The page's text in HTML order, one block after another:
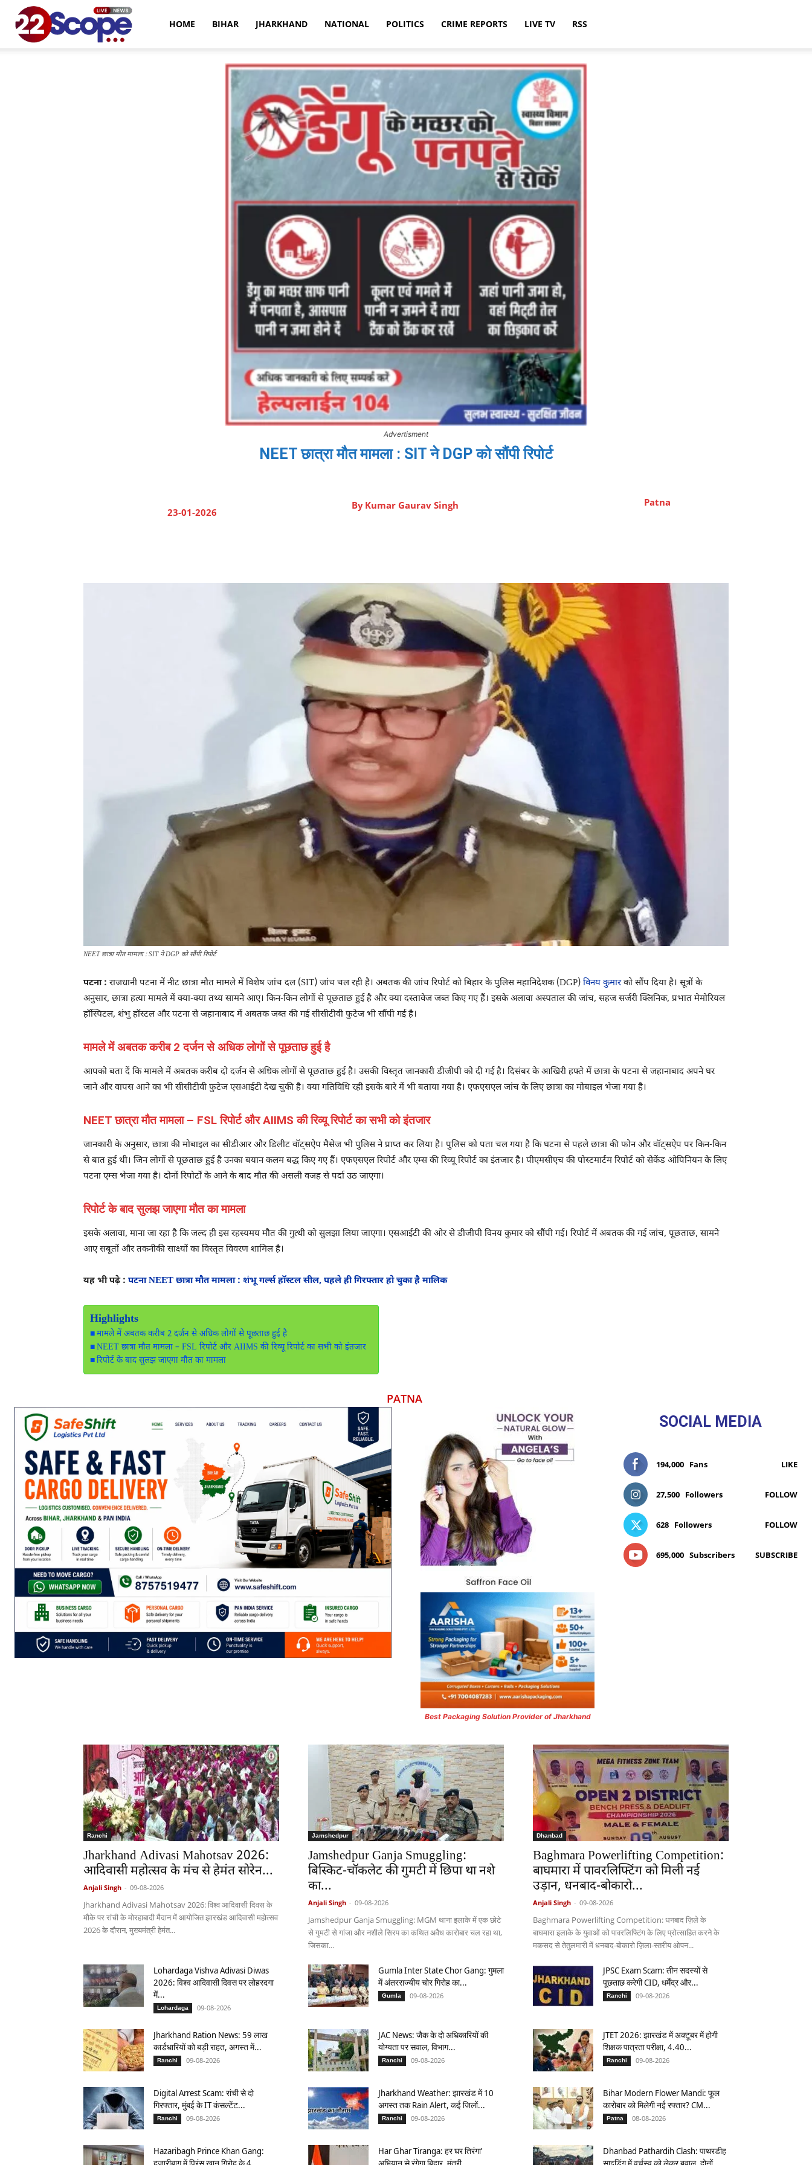
HOME BIHAR JHARKHAND NATIONAL POLITICS CRIME REPORTS LIVE TV RSS
Advertisment
NEET छात्रा मौत मामला : SIT ने DGP को सौंपी रिपोर्ट
23-01-2026
By Kumar Gaurav Singh Patna
NEET छात्रा मौत मामला : SIT ने DGP को सौंपी रिपोर्ट
पटना : राजधानी पटना में नीट छात्रा मौत मामले में विशेष जांच दल (SIT) जांच चल रही है। अबतक की जांच रिपोर्ट को बिहार के पुलिस महानिदेशक (DGP) विनय कुमारको सौंप दिया है। सूत्रों के
अनुसार, छात्रा हत्या मामले में क्या-क्या तथ्य सामने आए। किन-किन लोगों से पूछताछ हुई है और क्या दस्तावेज जब्त किए गए हैं। इसके अलावा अस्पताल की जांच, सहज सर्जरी क्लिनिक, प्रभात मेमोरियल
हॉस्पिटल, शंभु हॉस्टल और पटना से जहानाबाद में अबतक जब्त की गई सीसीटीवी फुटेज भी सौंपी गई है।
मामले में अबतक करीब 2 दर्जन से अधिक लोगों से पूछताछ हुई है
आपको बता दें कि मामले में अबतक करीब दो दर्जन से अधिक लोगों से पूछताछ हुई है। उसकी विस्तृत जानकारी डीजीपी को दी गई है। दिसंबर के आखिरी हफ्ते में छात्रा के पटना से जहानाबाद अपने घर
जाने और वापस आने का भी सीसीटीवी फुटेज एसआईटी देख चुकी है। क्या गतिविधि रही इसके बारे में भी बताया गया है। एफएसएल जांच के लिए छात्रा का मोबाइल भेजा गया है।
NEET छात्रा मौत मामला – FSL रिपोर्ट और AIIMS की रिव्यू रिपोर्ट का सभी को इंतजार
जानकारी के अनुसार, छात्रा की मोबाइल का सीडीआर और डिलीट वॉट्सऐप मैसेज भी पुलिस ने प्राप्त कर लिया है। पुलिस को पता चल गया है कि घटना से पहले छात्रा की फोन और वॉट्सऐप पर किन-किन
से बात हुई थी। जिन लोगों से पूछताछ हुई है उनका बयान कलम बद्ध किए गए हैं। एफएसएल रिपोर्ट और एम्स की रिव्यू रिपोर्ट का इंतजार है। पीएमसीएच की पोस्टमार्टम रिपोर्ट को सेकेंड ओपिनियन के लिए
पटना एम्स भेजा गया है। दोनों रिपोर्टों के आने के बाद मौत की असली वजह से पर्दा उठ जाएगा।
रिपोर्ट के बाद सुलझ जाएगा मौत का मामला
इसके अलावा, माना जा रहा है कि जल्द ही इस रहस्यमय मौत की गुत्थी को सुलझा लिया जाएगा। एसआईटी की ओर से डीजीपी विनय कुमार को सौंपी गई। रिपोर्ट में अबतक की गई जांच, पूछताछ, सामने
आए सबूतों और तकनीकी साक्ष्यों का विस्तृत विवरण शामिल है।
यह भी पढ़े : पटना NEET छात्रा मौत मामला : शंभू गर्ल्स हॉस्टल सील, पहले ही गिरफ्तार हो चुका है मालिक
Highlights
मामले में अबतक करीब 2 दर्जन से अधिक लोगों से पूछताछ हुई है
NEET छात्रा मौत मामला – FSL रिपोर्ट और AIIMS की रिव्यू रिपोर्ट का सभी को इंतजार
रिपोर्ट के बाद सुलझ जाएगा मौत का मामला
PATNA
Best Packaging Solution Provider of Jharkhand
SOCIAL MEDIA
194,000 Fans LIKE
27,500 Followers FOLLOW
628 Followers FOLLOW
695,000 Subscribers SUBSCRIBE
Ranchi
Jharkhand Adivasi Mahotsav 2026:
आदिवासी महोत्सव के मंच से हेमंत सोरेन...
Anjali Singh - 09-08-2026
Jharkhand Adivasi Mahotsav 2026: विश्व आदिवासी दिवस के
मौके पर रांची के मोरहाबादी मैदान में आयोजित झारखंड आदिवासी महोत्सव
2026 के दौरान, मुख्यमंत्री हेमंत...
Jamshedpur
Jamshedpur Ganja Smuggling:
बिस्किट-चॉकलेट की गुमटी में छिपा था नशे
का...
Anjali Singh - 09-08-2026
Jamshedpur Ganja Smuggling: MGM थाना इलाके में एक छोटे
से गुमटी से गांजा और नशीले सिरप का कथित अवैध कारोबार चल रहा था,
जिसका...
Dhanbad
Baghmara Powerlifting Competition:
बाघमारा में पावरलिफ्टिंग को मिली नई
उड़ान, धनबाद-बोकारो...
Anjali Singh - 09-08-2026
Baghmara Powerlifting Competition: धनबाद ज़िले के
बाघमारा इलाके के युवाओं को पावरलिफ्टिंग के लिए प्रोत्साहित करने के
मकसद से तेतुलमारी में धनबाद-बोकारो ज़िला-स्तरीय ओपन...
Lohardaga Vishva Adivasi Diwas
2026: विश्व आदिवासी दिवस पर लोहरदगा
में...
Lohardaga 09-08-2026
Gumla Inter State Chor Gang: गुमला
में अंतरराज्यीय चोर गिरोह का...
Gumla 09-08-2026
JPSC Exam Scam: तीन सदस्यों से
पूछताछ करेगी CID, धर्मेंद्र और...
Ranchi 09-08-2026
Jharkhand Ration News: 59 लाख
कार्डधारियों को बड़ी राहत, अगस्त में...
Ranchi 09-08-2026
JAC News: जैक के दो अधिकारियों की
योग्यता पर सवाल, विभाग...
Ranchi 09-08-2026
JTET 2026: झारखंड में अक्टूबर में होगी
शिक्षक पात्रता परीक्षा, 4.40...
Ranchi 09-08-2026
Digital Arrest Scam: रांची से दो
गिरफ्तार, मुंबई के IT कंसल्टेंट...
Ranchi 09-08-2026
Jharkhand Weather: झारखंड में 10
अगस्त तक Rain Alert, कई जिलों...
Ranchi 09-08-2026
Bihar Modern Flower Mandi: फूल
कारोबार को मिलेगी नई रफ्तार? CM...
Patna 08-08-2026
Hazaribagh Prince Khan Gang:
हजारीबाग में प्रिंस खान गिरोह के 4...
Har Ghar Tiranga: हर घर तिरंगा’
अभियान से रंगेगा बिहार, मंत्री...
Dhanbad Pathardih Clash: पाथरडीह
साइडिंग में वर्चस्व को लेकर बवाल, दोनों...